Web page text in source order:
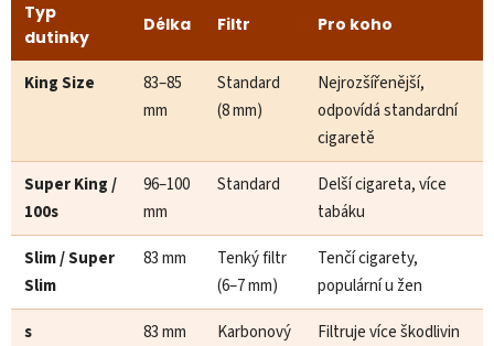
Typ
dutinky
Délka Filtr Pro koho
King Size
83–85
mm
Standard
(8 mm)
Nejrozšířenější,
odpovídá standardní
cigaretě
Super King /
100s
96–100
mm
Standard
Delší cigareta, více
tabáku
Slim / Super
Slim
83 mm
Tenký filtr
(6–7 mm)
Tenčí cigarety,
populární u žen
s
83 mm
Karbonový
Filtruje více škodlivin